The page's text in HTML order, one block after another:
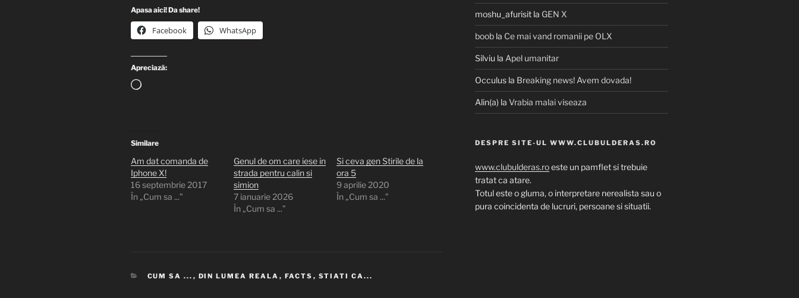
Apasa aici! Da share!
Facebook WhatsApp
Apreciază:
Încarc...
Similare
Am dat comanda de
Iphone X!
16 septembrie 2017
În „Cum sa ...”
Genul de om care iese in
strada pentru calin si
simion
7 ianuarie 2026
În „Cum sa ...”
Si ceva gen Stirile de la
ora 5
9 aprilie 2020
În „Cum sa ...”
CATEGORII
CUM SA ... , DIN LUMEA REALA , FACTS , STIATI CA...
moshu_afurisitla GEN X
boobla Ce mai vand romanii pe OLX
Silviu la Apel umanitar
Occulusla Breaking news! Avem dovada!
Alin(a) la Vrabia malai viseaza
DESPRE SITE-UL WWW.CLUBULDERAS.RO
www.clubulderas.roeste un pamflet si trebuie
tratat ca atare.
Totul este o gluma, o interpretare nerealista sau o
pura coincidenta de lucruri, persoane si situatii.